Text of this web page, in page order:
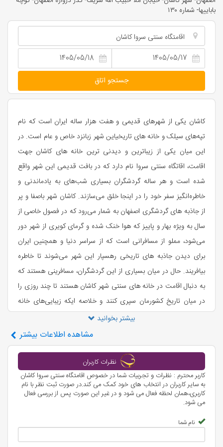
باباییها- شماره ۱۳۰
اقامتگاه سنتی سروا کاشان
جستجو اتاق
کاشان یکی از شهرهای قدیمی و هفت هزار ساله ایران است که نام
تپه‌های سیلک و خانه های تاریخیاین شهر زبانزد خاص و عام است. در
این میان یکی از زیباترین و دیدنی ترین خانه های کاشان جهت
اقامت، اقاتگاه سنتی سروا نام دارد که در بافت قدیمی این شهر واقع
شده است و هر ساله گردشگران بسیاری شب‌های به یادماندنی و
خاطره‌انگیز سفر خود را در اینجا خلق می‌سازند. کاشان شهر باصفا و پر
از جاذبه های گردشگری اصفهان به شمار می‌رود که در فصول خاصی از
سال به ویژه بهار و پاییز که هوا خنک شده و گرمای کویری از شهر دور
می‌شود، مملو از مسافرانی است که از سراسر دنیا و همچنین ایران
برای دیدن جاذبه های تاریخی رهسپار این شهر می‌شوند تا خاطره
بیافریند. حال در میان بسیاری از این گردشگران، مسافرینی هستند که
به دنبال اقامت در خانه های سنتی شهر کاشان هستند تا چند روزی را
در میان تاریخ کشورمان سپری کنند و خلاصه ایکه زیبایی‌های خانه
های سنتی کاشان را از نزدیک لمس کنند. خانه تاریخی سروا در
گذشته که مردم بیشتر آن را با نام خانه زراعتی می‌شناختند، اکنون با
کاربری اقامتگاه به مانند اقامتگاه‌های تاریخی کاشان طرفداران بسیاری
دارد و گردشگران و مسافران تور کاشان شب‌های سفر خود را در این
هتل سنتی سپری می‌کنند. این هتل سنتی، خانه‌ای تاریخی به قدمت
دویست سال است که در سال 1396 بعد از یک بازسازی طولانی مدت
با نام اقامتگاه سنتی سروا افتتاح گردید تا میزبان میهمانان شهر تاریخی
کاشان باشد. در حین مرمت خانه سروا مجریان این طرح، در نهایت
بیشتر بخوانید
مشاهده اطلاعات بیشتر
نظرات کاربران
کاربر محترم : نظرات و تجربیات شما در خصوص اقامتگاه سنتی سروا کاشان
به سایر کاربران در انتخاب های خود کمک می کند.در صورت ثبت نظر با نام
کاربری،همان لحظه فعال می شود و در غیر این صورت پس از بررسی فعال
می شود.
نام شما